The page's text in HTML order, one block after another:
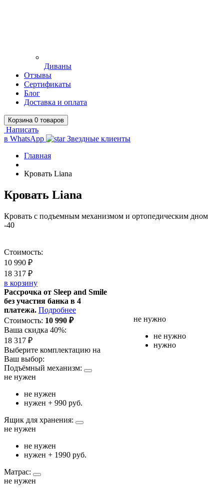
Диваны
Отзывы
Сертификаты
Блог
Доставка и оплата
Корзина 0 товаров
Написать
в WhatsApp
Звездные клиенты
Главная
Кровать Liana
Кровать Liana
Кровать с подъемным механизмом и ортопедическим дном
-40
Стоимость:
10 990 ₽
18 317 ₽
в корзину
Рассрочка от Sleep and Smile
без участия банка в 4
платежа. Подробнее
не нужно
не нужно
нужно
Стоимость: 10 990 ₽
Ваша скидка 40%:
18 317 ₽
Выберите комплектацию на
Ваш выбор:
Подъёмный механизм:
не нужен
не нужен
нужен + 990 руб.
Ящик для хранения:
не нужен
не нужен
нужен + 1990 руб.
Матрас:
не нужен